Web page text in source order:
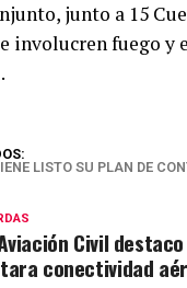
junto a 15
involucren fuego
LISTO SU PLAN DE
Civil destaco
conectividad